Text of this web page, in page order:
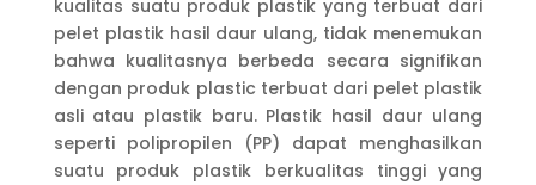
kualitas suatu produk plastik yang terbuat dari
pelet plastik hasil daur ulang, tidak menemukan
bahwa kualitasnya berbeda secara signifikan
dengan produk plastic terbuat dari pelet plastik
asli atau plastik baru. Plastik hasil daur ulang
seperti polipropilen (PP) dapat menghasilkan
suatu produk plastik berkualitas tinggi yang